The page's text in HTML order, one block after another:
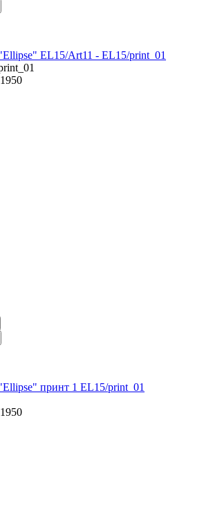
EL15/Art11 - EL15/print_01
принт 1 EL15/print_01